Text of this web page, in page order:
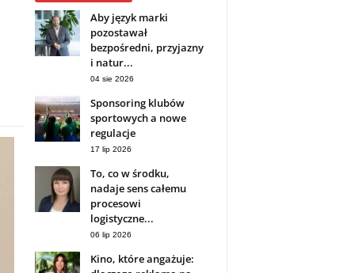
Aby język marki
pozostawał
bezpośredni, przyjazny
i natur...
04 sie 2026
Sponsoring klubów
sportowych a nowe
regulacje
17 lip 2026
To, co w środku,
nadaje sens całemu
procesowi
logistyczne...
06 lip 2026
Kino, które angażuje: